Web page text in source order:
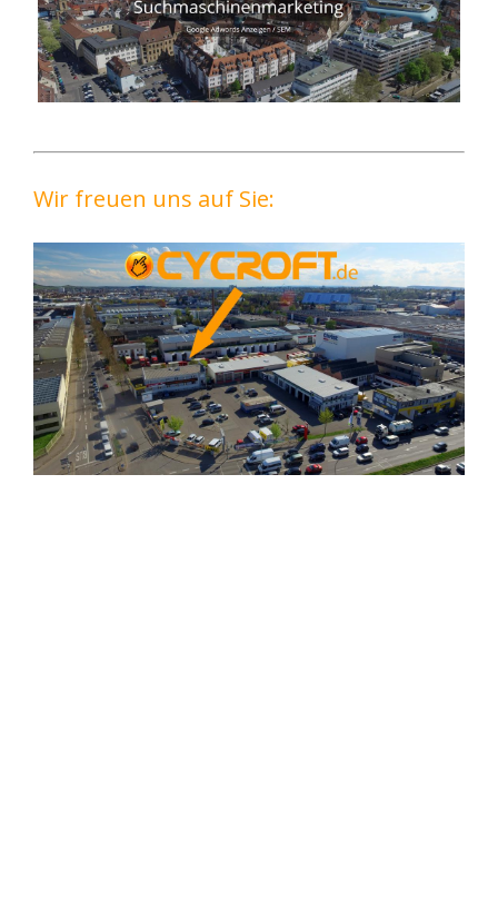
Wir freuen uns auf Sie: